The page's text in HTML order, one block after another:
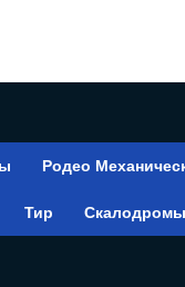
Родео
Тир Скалодромы